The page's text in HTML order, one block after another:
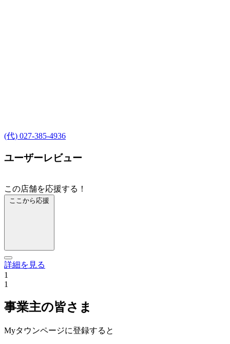
(代) 027-385-4936
ユーザーレビュー
この店舗を応援する！
ここから応援
詳細を見る
1
1
事業主の皆さま
Myタウンページに登録すると